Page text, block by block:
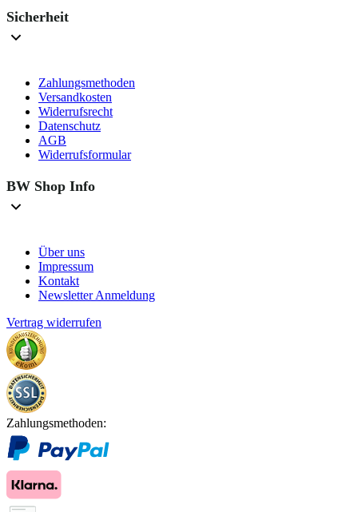
Sicherheit
Zahlungsmethoden
Versandkosten
Widerrufsrecht
Datenschutz
AGB
Widerrufsformular
BW Shop Info
Über uns
Impressum
Kontakt
Newsletter Anmeldung
Vertrag widerrufen
Zahlungsmethoden: